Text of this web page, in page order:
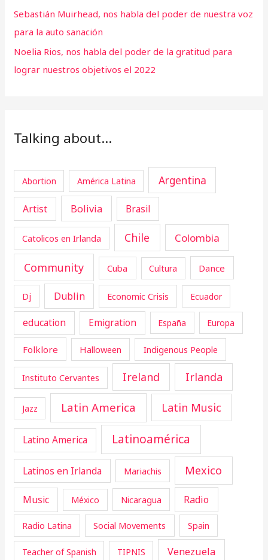
Sebastián Muirhead, nos habla del poder de nuestra voz
para la auto sanación
Noelia Rios, nos habla del poder de la gratitud para
lograr nuestros objetivos el 2022
Talking about…
Abortion América Latina Argentina
Artist Bolivia Brasil
Catolicos en Irlanda Chile Colombia
Community Cuba Cultura Dance
Dj Dublin Economic Crisis Ecuador
education Emigration España Europa
Folklore Halloween Indigenous People
Instituto Cervantes Ireland Irlanda
Jazz Latin America Latin Music
Latino America Latinoamérica
Latinos en Irlanda Mariachis Mexico
Music México Nicaragua Radio
Radio Latina Social Movements Spain
Teacher of Spanish TIPNIS Venezuela